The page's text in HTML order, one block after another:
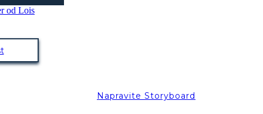
Napravite Storyboard